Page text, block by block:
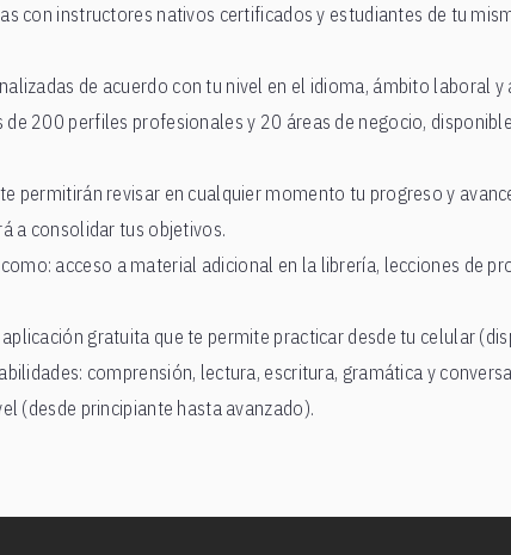
con instructores nativos certificados y estudiantes de tu
de acuerdo con tu nivel en el idioma, ámbito laboral y
de 200 perfiles profesionales y 20 áreas de negocio,
permitirán revisar en cualquier momento tu progreso y
a consolidar tus objetivos.
acceso a material adicional en la librería, lecciones de
gratuita que te permite practicar desde tu celular
comprensión, lectura, escritura, gramática y
(desde principiante hasta avanzado).